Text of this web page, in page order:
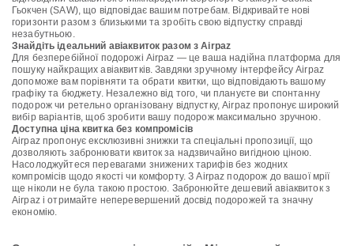
Гьокчен (SAW), що відповідає вашим потребам. Відкривайте нові
горизонти разом з близькими та зробіть свою відпустку справді
незабутньою.
Знайдіть ідеальний авіаквиток разом з Airpaz
Для безперебійної подорожі Airpaz — це ваша надійна платформа для
пошуку найкращих авіаквитків. Завдяки зручному інтерфейсу Airpaz
допоможе вам порівняти та обрати квитки, що відповідають вашому
графіку та бюджету. Незалежно від того, чи плануєте ви спонтанну
подорож чи ретельно організовану відпустку, Airpaz пропонує широкий
вибір варіантів, щоб зробити вашу подорож максимально зручною.
Доступна ціна квитка без компромісів
Airpaz пропонує ексклюзивні знижки та спеціальні пропозиції, що
дозволяють забронювати квиток за надзвичайно вигідною ціною.
Насолоджуйтеся перевагами знижених тарифів без жодних
компромісів щодо якості чи комфорту. З Airpaz подорож до вашої мрії
ще ніколи не була такою простою. Забронюйте дешевий авіаквиток з
Airpaz і отримайте неперевершений досвід подорожей та значну
економію.